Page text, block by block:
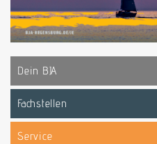
Re-Creation
Gottesdienst für entspannte Leute
Dein BJA
Fachstellen
Service